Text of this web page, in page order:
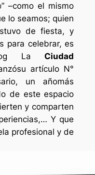
–como el mismo
lo seamos; quien
de fiesta, y
para celebrar, es
LaCiudad
artículo N°
un añomás
de este espacio
y comparten
Y que
profesional y de